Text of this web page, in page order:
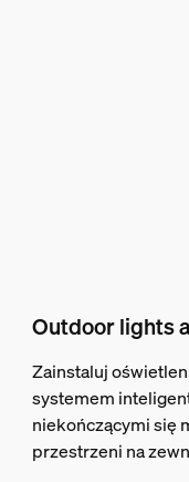
Outdoor lights
Zainstaluj
systemem
niekończącymi się
przestrzeni na